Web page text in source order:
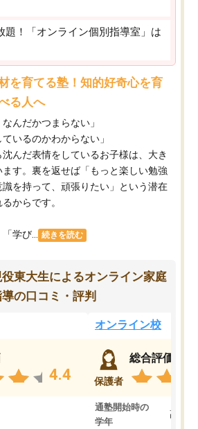
題！「オンライン個別指導室」は
を育てる塾！知的好奇心を育
る人へ
んだかつまらない」
いるのかわからない」
んだ表情をしているお子様は、大き
す。裏を返せば「もっと楽しい勉強
を持って、頑張りたい」という潜在
からです。
学び... 続きを読む
東大生によるオンライン家庭
の口コミ・評判
4.4
オンライン校
保護者
総合評価
通塾開始時の
学年
高3